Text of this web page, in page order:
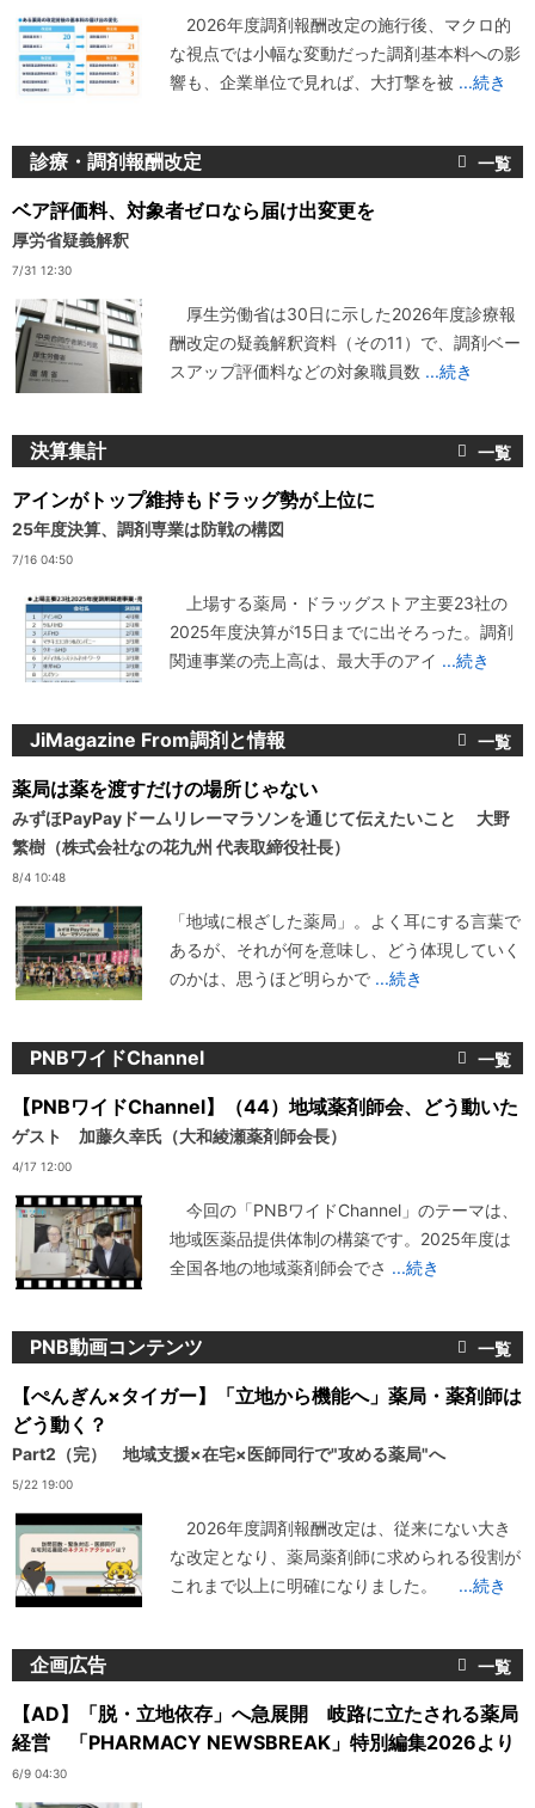
2026年度調剤報酬改定の施行後、マクロ的
な視点では小幅な変動だった調剤基本料への影
響も、企業単位で見れば、大打撃を被 ...続き
診療・調剤報酬改定
ベア評価料、対象者ゼロなら届け出変更を
厚労省疑義解釈
7/31 12:30
厚生労働省は30日に示した2026年度診療報
酬改定の疑義解釈資料（その11）で、調剤ベー
スアップ評価料などの対象職員数 ...続き
決算集計
アインがトップ維持もドラッグ勢が上位に
25年度決算、調剤専業は防戦の構図
7/16 04:50
上場する薬局・ドラッグストア主要23社の
2025年度決算が15日までに出そろった。調剤
関連事業の売上高は、最大手のアイ ...続き
JiMagazine From調剤と情報
薬局は薬を渡すだけの場所じゃない
みずほPayPayドームリレーマラソンを通じて伝えたいこと 大野
繁樹（株式会社なの花九州 代表取締役社長）
8/4 10:48
「地域に根ざした薬局」。よく耳にする言葉で
あるが、それが何を意味し、どう体現していく
のかは、思うほど明らかで ...続き
PNBワイドChannel
【PNBワイドChannel】（44）地域薬剤師会、どう動いた
ゲスト 加藤久幸氏（大和綾瀬薬剤師会長）
4/17 12:00
今回の「PNBワイドChannel」のテーマは、
地域医薬品提供体制の構築です。2025年度は
全国各地の地域薬剤師会でさ ...続き
PNB動画コンテンツ
【ぺんぎん×タイガー】「立地から機能へ」薬局・薬剤師は
どう動く？
Part2（完） 地域支援×在宅×医師同行で"攻める薬局"へ
5/22 19:00
2026年度調剤報酬改定は、従来にない大き
な改定となり、薬局薬剤師に求められる役割が
これまで以上に明確になりました。
...続き
企画広告
【AD】「脱・立地依存」へ急展開 岐路に立たされる薬局
経営 「PHARMACY NEWSBREAK」特別編集2026より
6/9 04:30